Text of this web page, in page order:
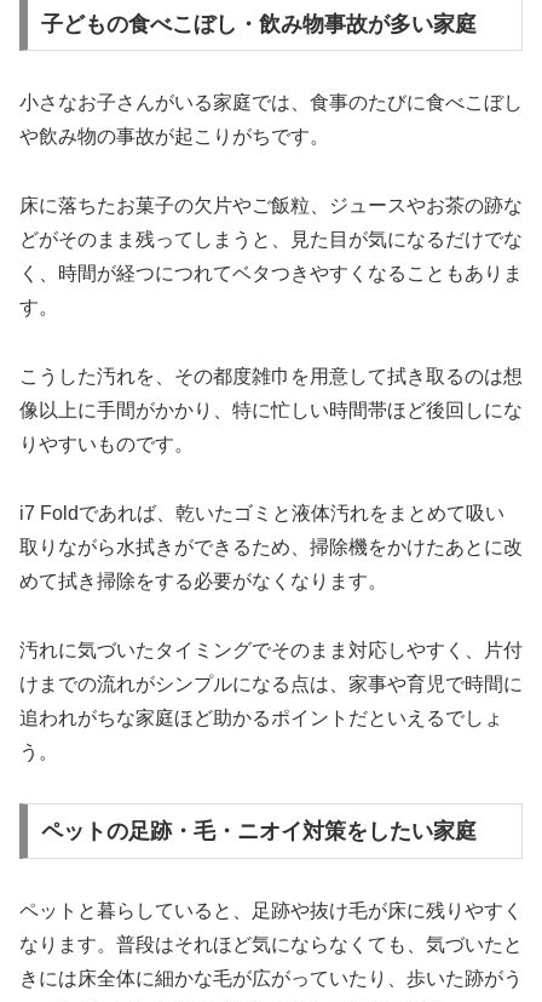
子どもの食べこぼし・飲み物事故が多い家庭
小さなお子さんがいる家庭では、食事のたびに食べこぼし
や飲み物の事故が起こりがちです。
床に落ちたお菓子の欠片やご飯粒、ジュースやお茶の跡な
どがそのまま残ってしまうと、見た目が気になるだけでな
く、時間が経つにつれてベタつきやすくなることもありま
す。
こうした汚れを、その都度雑巾を用意して拭き取るのは想
像以上に手間がかかり、特に忙しい時間帯ほど後回しにな
りやすいものです。
i7 Foldであれば、乾いたゴミと液体汚れをまとめて吸い
取りながら水拭きができるため、掃除機をかけたあとに改
めて拭き掃除をする必要がなくなります。
汚れに気づいたタイミングでそのまま対応しやすく、片付
けまでの流れがシンプルになる点は、家事や育児で時間に
追われがちな家庭ほど助かるポイントだといえるでしょ
う。
ペットの足跡・毛・ニオイ対策をしたい家庭
ペットと暮らしていると、足跡や抜け毛が床に残りやすく
なります。普段はそれほど気にならなくても、気づいたと
きには床全体に細かな毛が広がっていたり、歩いた跡がう